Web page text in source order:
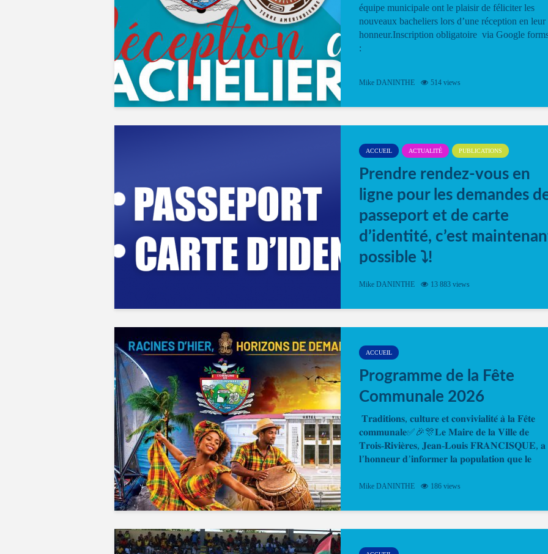
équipe municipale ont le plaisir de féliciter les
nouveaux bacheliers lors d’une réception en leur
honneur.Inscription obligatoire via Google
:
Mike DANINTHE 514 views
ACCUEIL ACTUALITÉ PUBLICATIONS
Prendre rendez-vous en
ligne pour les demandes
passeport et de carte
d’identité, c’est
possible ⤵️!
Désormais, il est possible de prendre rendez-
Mike DANINTHE 13 883 views
ACCUEIL
Programme de la Fête
Communale 2026
𝐓𝐫𝐚𝐝𝐢𝐭𝐢𝐨𝐧𝐬, 𝐜𝐮𝐥𝐭𝐮𝐫𝐞 𝐞𝐭 𝐜𝐨𝐧𝐯𝐢𝐯𝐢𝐚𝐥𝐢𝐭𝐞́ 𝐚̀ 𝐥𝐚 𝐅𝐞̂𝐭𝐞
𝐜𝐨𝐦𝐦𝐮𝐧𝐚𝐥𝐞✅🎉🎊𝐋𝐞 𝐌𝐚𝐢𝐫𝐞 𝐝𝐞 𝐥𝐚 𝐕𝐢𝐥𝐥𝐞 𝐝𝐞
𝐓𝐫𝐨𝐢𝐬-𝐑𝐢𝐯𝐢𝐞̀𝐫𝐞𝐬, 𝐉𝐞𝐚𝐧-𝐋𝐨𝐮𝐢𝐬 𝐅𝐑𝐀𝐍𝐂𝐈𝐒𝐐𝐔𝐄, 𝐚
𝐥’𝐡𝐨𝐧𝐧𝐞𝐮𝐫 𝐝’𝐢𝐧𝐟𝐨𝐫𝐦𝐞𝐫 𝐥𝐚 𝐩𝐨𝐩𝐮𝐥𝐚𝐭𝐢𝐨𝐧 𝐪𝐮𝐞 𝐥𝐞
Mike DANINTHE 186 views